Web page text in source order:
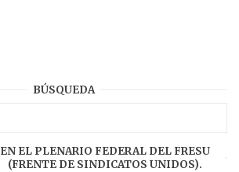
BÚSQUEDA
EN EL PLENARIO FEDERAL DEL FRESU
(FRENTE DE SINDICATOS UNIDOS).